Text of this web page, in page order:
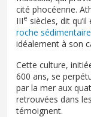
cité phocéenne.
IIIe siècles, dit qu’il
roche
idéalement à son
Cette culture,
600 ans, se
par la mer aux
retrouvées dans les
témoignent.